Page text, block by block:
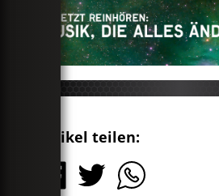
Artikel teilen: